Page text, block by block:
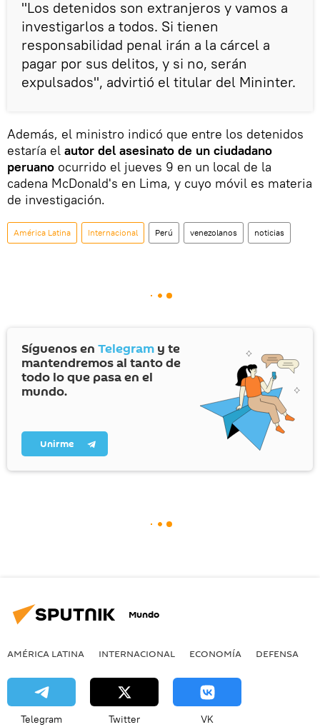
"Los detenidos son extranjeros y vamos a
investigarlos a todos. Si tienen
responsabilidad penal irán a la cárcel a
pagar por sus delitos, y si no, serán
expulsados", advirtió el titular del Mininter.
Además, el ministro indicó que entre los detenidos
estaría el autor del asesinato de un ciudadano
peruano ocurrido el jueves 9 en un local de la
cadena McDonald's en Lima, y cuyo móvil es materia
de investigación.
América Latina Internacional Perú venezolanos noticias
Síguenos en Telegram y te
mantendremos al tanto de
todo lo que pasa en el
mundo.
Unirme
Mundo
AMÉRICA LATINA INTERNACIONAL ECONOMÍA DEFENSA
Telegram Twitter VK